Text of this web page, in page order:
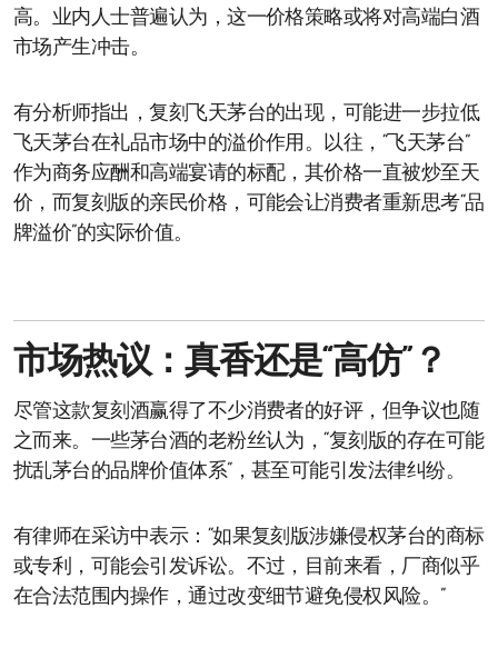
高。业内人士普遍认为，这一价格策略或将对高端白酒
市场产生冲击。
有分析师指出，复刻飞天茅台的出现，可能进一步拉低
飞天茅台在礼品市场中的溢价作用。以往，“飞天茅台”
作为商务应酬和高端宴请的标配，其价格一直被炒至天
价，而复刻版的亲民价格，可能会让消费者重新思考“品
牌溢价”的实际价值。
市场热议：真香还是“高仿”？
尽管这款复刻酒赢得了不少消费者的好评，但争议也随
之而来。一些茅台酒的老粉丝认为，“复刻版的存在可能
扰乱茅台的品牌价值体系”，甚至可能引发法律纠纷。
有律师在采访中表示：“如果复刻版涉嫌侵权茅台的商标
或专利，可能会引发诉讼。不过，目前来看，厂商似乎
在合法范围内操作，通过改变细节避免侵权风险。”